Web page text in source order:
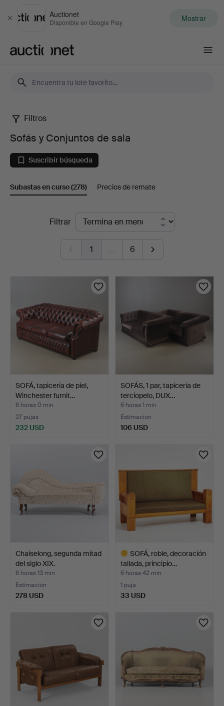
Cerrar
Auctionet
Disponible en Google Play Mostrar
Sofás
Conjuntos
de
Filtros
Sofás y Conjuntos de sala
Suscribir búsqueda
Subastas en curso(278) Precios de remate
SubastasFiltrar
1 … 6
SOFÁ, tapicería de piel,
Winchester furnit…
6 horas 0 min
27 pujas
232 USD
SOFÁS, 1 par, tapicería de
terciopelo, DUX…
6 horas 1 min
Estimación
106 USD
Chaiselong, segunda mitad
del siglo XIX.
6 horas 13 min
Estimación
278 USD
SOFÁ, roble, decoración
tallada, principio…
6 horas 42 min
1 puja
33 USD